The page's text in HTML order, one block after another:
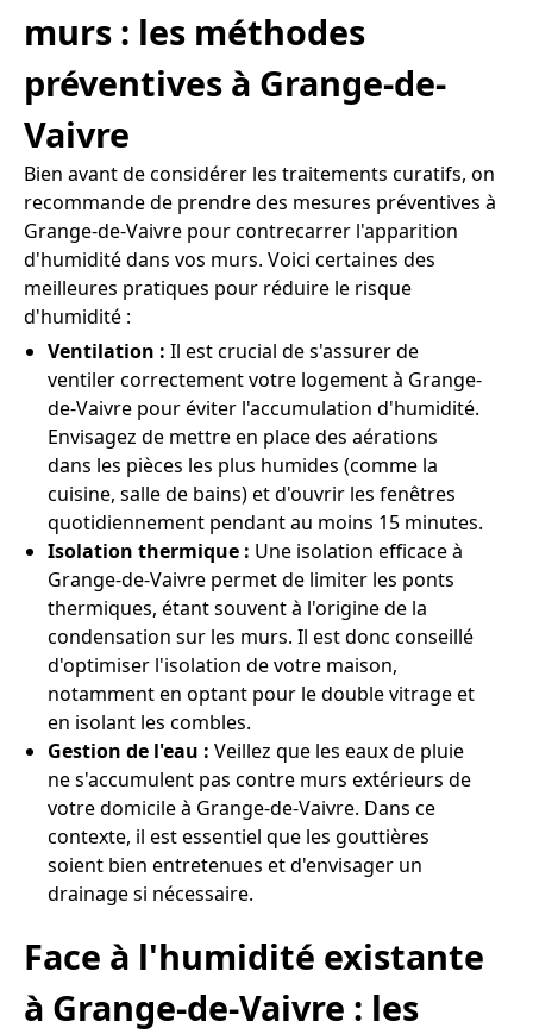
murs : les méthodes
préventives à Grange-de-
Vaivre
Bien avant de considérer les traitements curatifs, on
recommande de prendre des mesures préventives à
Grange-de-Vaivre pour contrecarrer l'apparition
d'humidité dans vos murs. Voici certaines des
meilleures pratiques pour réduire le risque
d'humidité :
Ventilation : Il est crucial de s'assurer de
ventiler correctement votre logement à Grange-
de-Vaivre pour éviter l'accumulation d'humidité.
Envisagez de mettre en place des aérations
dans les pièces les plus humides (comme la
cuisine, salle de bains) et d'ouvrir les fenêtres
quotidiennement pendant au moins 15 minutes.
Isolation thermique : Une isolation efficace à
Grange-de-Vaivre permet de limiter les ponts
thermiques, étant souvent à l'origine de la
condensation sur les murs. Il est donc conseillé
d'optimiser l'isolation de votre maison,
notamment en optant pour le double vitrage et
en isolant les combles.
Gestion de l'eau : Veillez que les eaux de pluie
ne s'accumulent pas contre murs extérieurs de
votre domicile à Grange-de-Vaivre. Dans ce
contexte, il est essentiel que les gouttières
soient bien entretenues et d'envisager un
drainage si nécessaire.
Face à l'humidité existante
à Grange-de-Vaivre : les